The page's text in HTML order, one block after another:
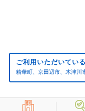
ご利用いただいてい
精華町、京田辺市、木津川